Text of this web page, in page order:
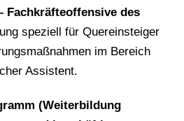
Fachkräfteoffensive des
speziell für Quereinsteiger
im Bereich
Assistent.
(Weiterbildung